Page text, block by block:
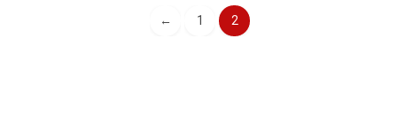
← 1 2